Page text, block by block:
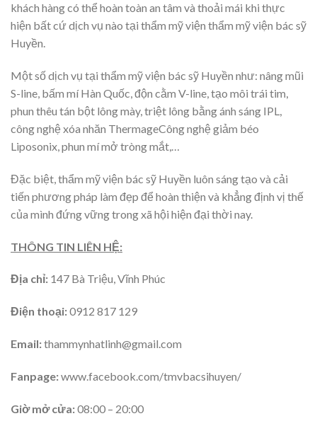
khách hàng có thể hoàn toàn an tâm và thoải mái khi thực
hiện bất cứ dịch vụ nào tại thẩm mỹ viện thẩm mỹ viện bác sỹ
Huyền.
Một số dịch vụ tại thẩm mỹ viện bác sỹ Huyền như: nâng mũi
S-line, bấm mí Hàn Quốc, độn cằm V-line, tạo môi trái tim,
phun thêu tán bột lông mày, triệt lông bằng ánh sáng IPL,
công nghệ xóa nhăn ThermageCông nghệ giảm béo
Liposonix, phun mí mở tròng mắt,…
Đặc biệt, thẩm mỹ viện bác sỹ Huyền luôn sáng tạo và cải
tiến phương pháp làm đẹp để hoàn thiện và khẳng định vị thế
của mình đứng vững trong xã hội hiện đại thời nay.
THÔNG TIN LIÊN HỆ:
Địa chỉ: 147 Bà Triệu, Vĩnh Phúc
Điện thoại:0912 817 129
Email:thammynhatlinh@gmail.com
Fanpage:www.facebook.com/tmvbacsihuyen/
Giờ mở cửa:08:00 – 20:00